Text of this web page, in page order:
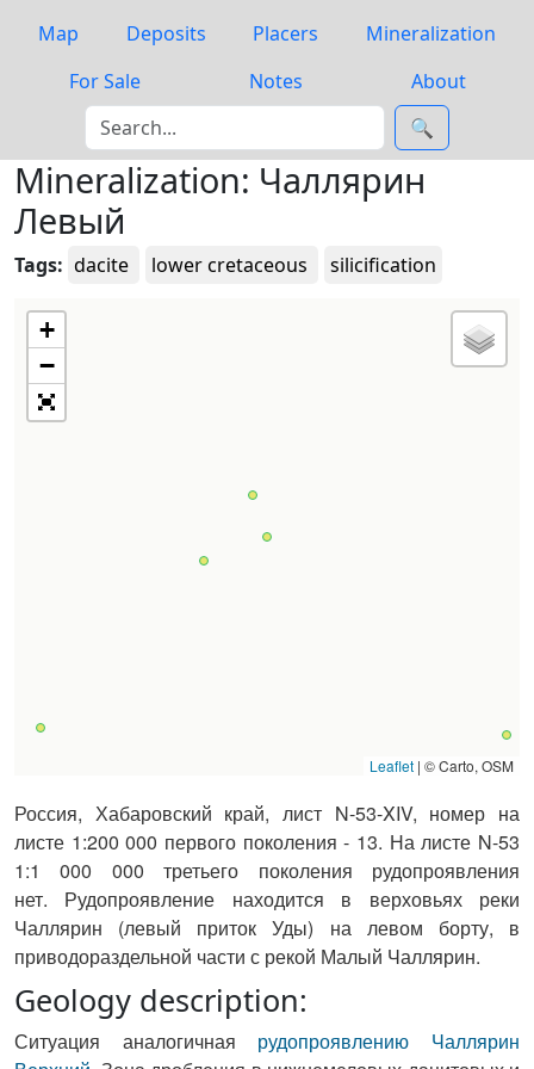
Map Deposits Placers
Mineralization
For Sale
Notes
About
🔍
Mineralization: Чаллярин
Левый
Tags: dacite lower cretaceous silicification
+
−
Leaflet | © Carto, OSM
Россия, Хабаровский край, лист N-53-XIV, номер на
листе 1:200 000 первого поколения - 13. На листе N-53
1:1 000 000 третьего поколения рудопроявления
нет. Рудопроявление находится в верховьях реки
Чаллярин (левый приток Уды) на левом борту, в
приводораздельной части с рекой Малый Чаллярин.
Geology description:
Ситуация аналогичная рудопроявлению Чаллярин